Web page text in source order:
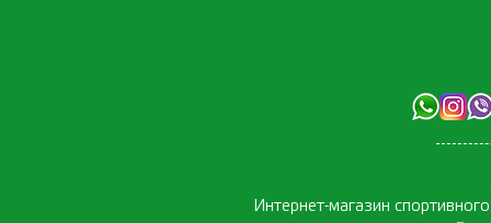
Интернет-магазин